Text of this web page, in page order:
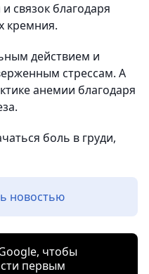
связок благодаря
кремния.
действием и
стрессам. А
анемии благодаря
боль в груди,
новостью
чтобы
первым